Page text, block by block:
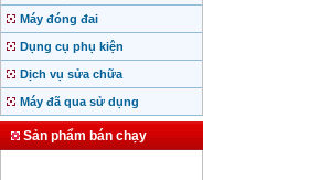
Máy đóng đai
Dụng cụ phụ kiện
Dịch vụ sửa chữa
Máy đã qua sử dụng
Sản phẩm bán chạy